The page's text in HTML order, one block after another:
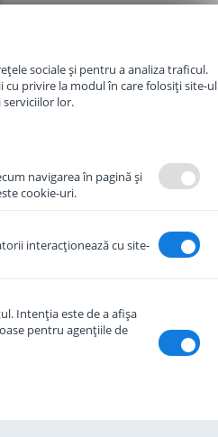
Adauga in cos
sociale și pentru a analiza traficul.
cu privire la modul în care folosiți site-ul
lor.
navigarea în pagină şi
cookie-uri.
interacţionează cu site-
Intenţia este de a afişa
pentru agenţiile de